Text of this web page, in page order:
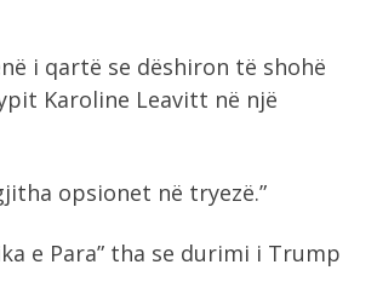
i qartë se dëshiron të shohë
Karoline Leavitt në një
opsionet në tryezë.”
e Para” tha se durimi i Trump